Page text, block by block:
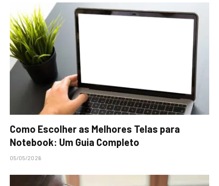
Como Escolher as Melhores Telas para
Notebook: Um Guia Completo
05/05/2026